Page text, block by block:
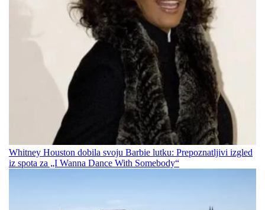
Whitney Houston dobila svoju Barbie lutku: Prepoznatljivi izgled
iz spota za „I Wanna Dance With Somebody“